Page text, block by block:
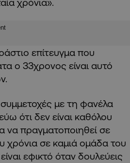
χρόνια».
επίτευγμα που
ο 33χρονος είναι αυτό
συμμετοχές με τη φανέλα
ότι δεν είναι καθόλου
να πραγματοποιηθεί σε
χρόνια σε καμιά ομάδα του
εφικτό όταν δουλεύεις